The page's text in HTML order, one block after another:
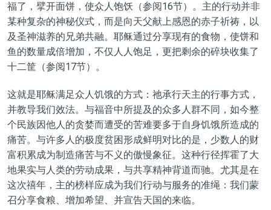
福了 ，擘开面饼，使众人饱饫（参阅16节）。主的行动并非
某种复杂的神秘仪式，而是向天父献上感恩的赤子祈祷，以
及圣神滋养的兄弟共融。耶稣通过分享现有的食物 ， 使饼和
鱼的数量成倍增加，不仅人人饱足，更把剩余的碎块收集了
十二筐（参阅17节）。
这就是耶稣满足众人饥饿的方式：祂承行天主的行事方式，
并教导我们效法。与福音中所提及的众多人群不同， 如今整
个民族因他人的贪婪而遭受的苦难要多于自身饥饿所造成的
痛苦。与许多人的极度贫困形成鲜明对比的是，少数人的财
富积累成为制造痛苦与不义的傲慢象征。这种行径挥霍了大
地果实与人类的劳动成果，与共享精神背道而驰。尤其是在
这次禧年，主的榜样应成为我们行动与服务的准绳：我们蒙
召分享食粮、 增加希望、 并宣告天国的来临。